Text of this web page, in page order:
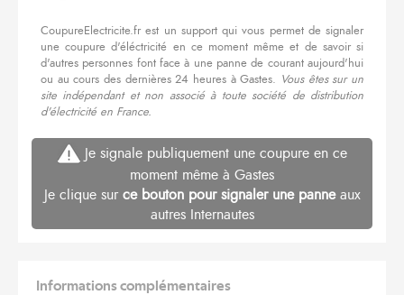
CoupureElectricite.fr est un support qui vous permet de signaler
une coupure d'éléctricité en ce moment même et de savoir si
d'autres personnes font face à une panne de courant aujourd'hui
ou au cours des dernières 24 heures à Gastes. Vous êtes sur un
site indépendant et non associé à toute société de distribution
d'électricité en France.
Je signale publiquement une coupure en ce
moment même à Gastes
Je clique sur ce bouton pour signaler une panneaux
autres Internautes
Informations complémentaires